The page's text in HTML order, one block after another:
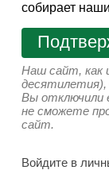
собирает
Наш сайт, как
десятилетия),
Вы отключили
не сможете
сайт.
Войдите в